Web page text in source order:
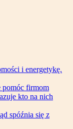
i energetykę.
pomóc firmom
kto na nich
spóźnia się z